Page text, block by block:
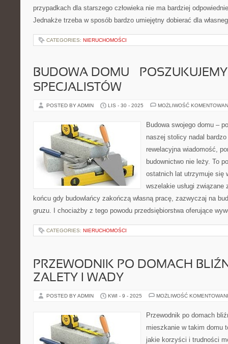
przypadkach dla starszego człowieka nie ma bardziej
Jednakże trzeba w sposób bardzo umiejętny dobierać dla
CATEGORIES: NIERUCHOMOŚCI
BUDOWA DOMU – POSZUKUJEMY
SPECJALISTÓW
POSTED BY ADMIN LIS - 30 - 2025 MOŻLIWOŚĆ
Budowa swojego domu –
naszej stolicy nadal
rewelacyjna wiadomość,
budownictwo nie leży. To
ostatnich lat utrzymuje się
wszelakie usługi związane
końcu gdy budowlańcy zakończą własną pracę, zazwyczaj na
gruzu. I chociażby z tego powodu przedsiębiorstwa oferujące
CATEGORIES: NIERUCHOMOŚCI
PRZEWODNIK PO DOMACH
ZALETY I WADY
POSTED BY ADMIN KWI - 9 - 2025 MOŻLIWOŚĆ
Przewodnik po domach
mieszkanie w takim domu
jakie korzyści i trudności